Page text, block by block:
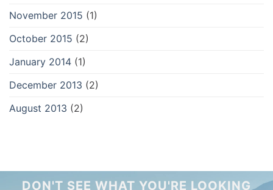
November 2015 (1)
October 2015 (2)
January 2014 (1)
December 2013 (2)
August 2013 (2)
DON'T SEE WHAT YOU'RE LOOKING